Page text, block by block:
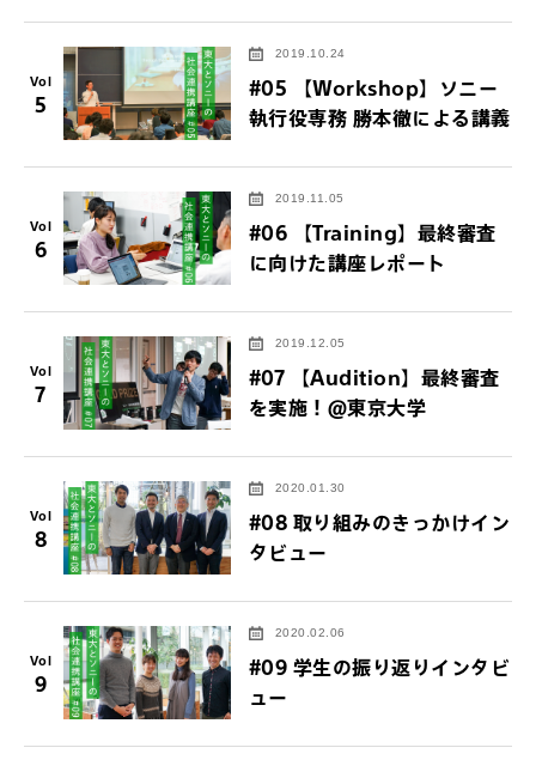
Vol
5
2019.10.24
#05 【Workshop】ソニー
執行役専務 勝本徹による講義
Vol
6
2019.11.05
#06 【Training】最終審査
に向けた講座レポート
Vol
7
2019.12.05
#07 【Audition】最終審査
を実施！＠東京大学
Vol
8
2020.01.30
#08 取り組みのきっかけイン
タビュー
Vol
9
2020.02.06
#09 学生の振り返りインタビ
ュー